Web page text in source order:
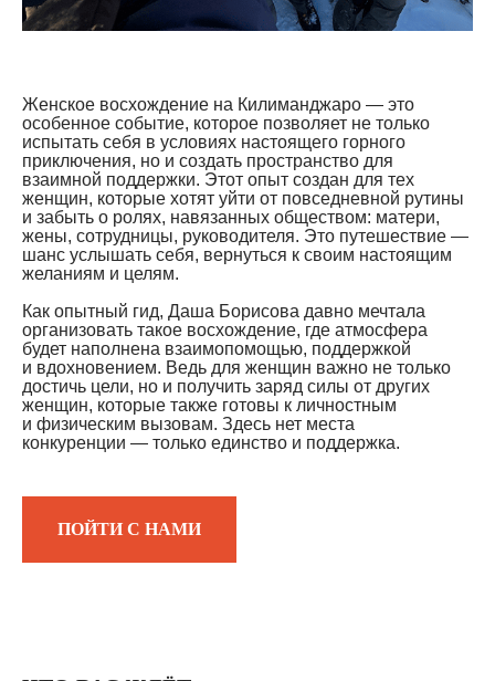
Женское восхождение на Килиманджаро — это
особенное событие, которое позволяет не только
испытать себя в условиях настоящего горного
приключения, но и создать пространство для
взаимной поддержки. Этот опыт создан для тех
женщин, которые хотят уйти от повседневной рутины
и забыть о ролях, навязанных обществом: матери,
жены, сотрудницы, руководителя. Это путешествие —
шанс услышать себя, вернуться к своим настоящим
желаниям и целям.
Как опытный гид, Даша Борисова давно мечтала
организовать такое восхождение, где атмосфера
будет наполнена взаимопомощью, поддержкой
и вдохновением. Ведь для женщин важно не только
достичь цели, но и получить заряд силы от других
женщин, которые также готовы к личностным
и физическим вызовам. Здесь нет места
конкуренции — только единство и поддержка.
ПОЙТИ С НАМИ